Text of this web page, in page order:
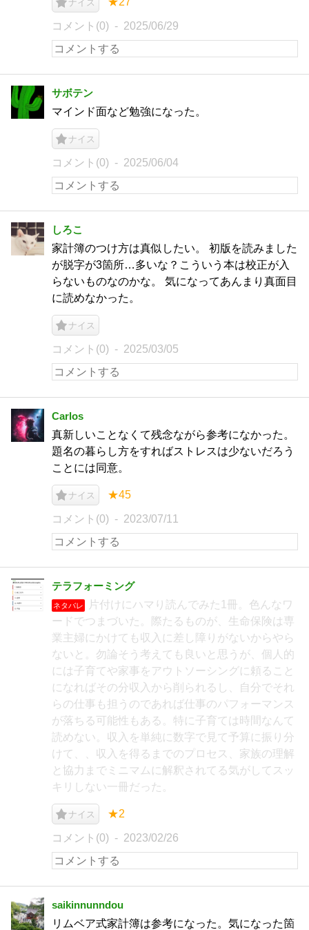
ナイス
コメント(0) 2025/06/29
サボテン
マインド面など勉強になった。
ナイス
コメント(0) 2025/06/04
しろこ
家計簿のつけ方は真似したい。 初版を読みました
が脱字が3箇所…多いな？こういう本は校正が入
らないものなのかな。 気になってあんまり真面目
に読めなかった。
ナイス
コメント(0) 2025/03/05
Carlos
真新しいことなくて残念ながら参考になかった。
題名の暮らし方をすればストレスは少ないだろう
ことには同意。
ナイス ★45
コメント(0) 2023/07/11
テラフォーミング
ネタバレ
片付けにハマり読んでみた1冊。色んなワ
ードでつまづいた。際たるものが、生命保険は専
業主婦にかけても収入に差し障りがないからやら
ないと。勿論そう考えても良いと思うが、個人的
には子育てや家事をアウトソーシングに頼ること
になればその分収入から削られるし、自分でそれ
らの仕事も担うのであれば仕事のパフォーマンス
が落ちる可能性もある。特に子育ては時間なんて
読めない。収入を単純に数字で見て予算に振り分
けて、、収入を得るまでのプロセス、家族の理解
と協力までミニマムに解釈されてる気がしてスッ
キリしない一冊だった。
ナイス ★2
コメント(0) 2023/02/26
saikinnunndou
リムベア式家計簿は参考になった。気になった箇